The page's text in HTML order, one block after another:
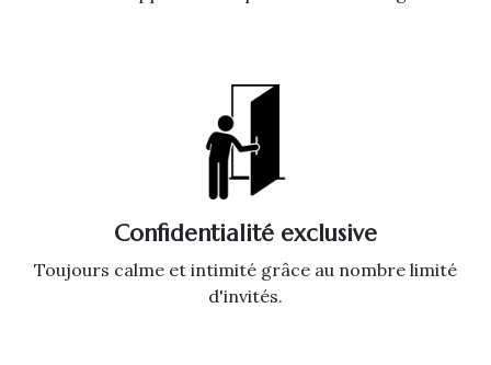
Confidentialité exclusive
Toujours calme et intimité grâce au nombre limité
d'invités.